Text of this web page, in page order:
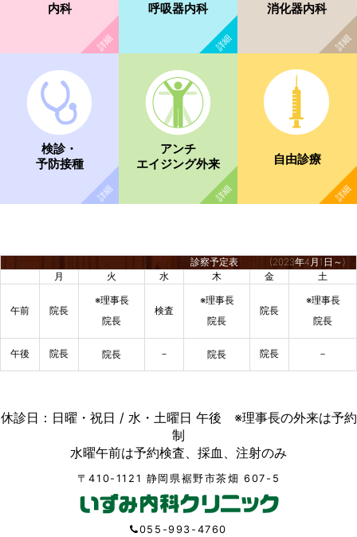
内科 呼吸器内科 消化器内科
検診・
予防接種
アンチ
エイジング外来
自由診療
診察予定表 (2023年4月1日～)
月
火 水 木 金 土
午前 院長
※理事長
院長
検査
※理事長
院長
院長
※理事長
院長
午後 院長 院長 － 院長 院長 －
休診日：日曜・祝日 / 水・土曜日 午後 ※理事長の外来は予約
制
水曜午前は予約検査、採血、注射のみ
〒410-1121 静岡県裾野市茶畑 607-5
055-993-4760